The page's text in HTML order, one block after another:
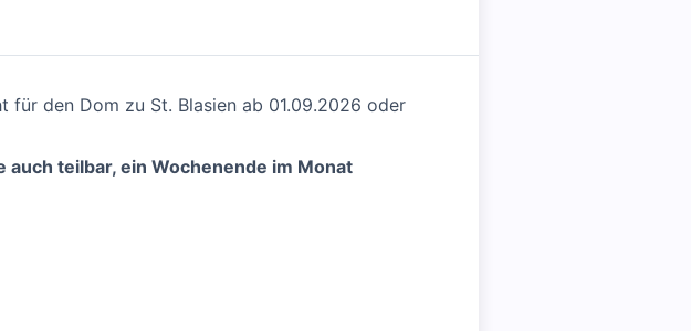
für den Dom zu St. Blasien ab 01.09.2026 oder
teilbar, ein Wochenende im Monat